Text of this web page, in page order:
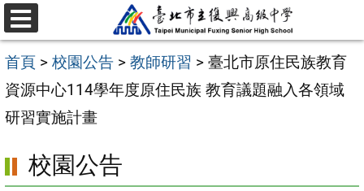
跳
至
主
要
內
區
選
單
首頁 > 校園公告 > 教師研習 > 臺北市原住民族教育
資源中心114學年度原住民族 教育議題融入各領域
研習實施計畫
校園公告